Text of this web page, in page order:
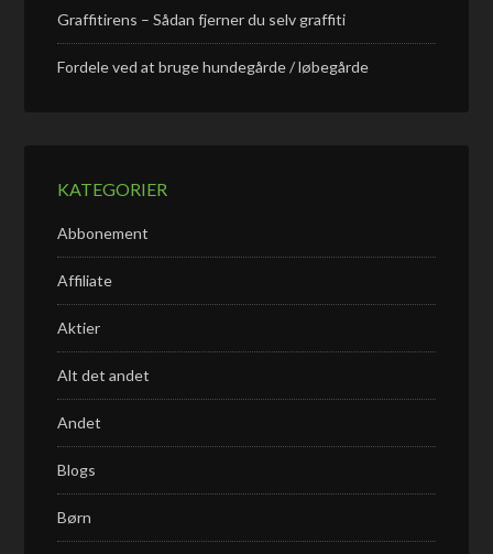
Graffitirens – Sådan fjerner du selv graffiti
Fordele ved at bruge hundegårde / løbegårde
KATEGORIER
Abbonement
Affiliate
Aktier
Alt det andet
Andet
Blogs
Børn